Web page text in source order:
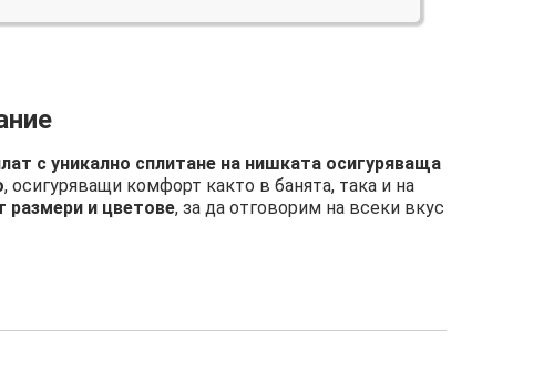
с уникално сплитане на нишката осигуряваща
, осигуряващи комфорт както в банята, така и на
размери и цветове, за да отговорим на всеки вкус